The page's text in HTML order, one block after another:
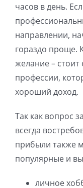
часов в день.
направлении,
гораздо проще.
желание – стоит
профессии,
хороший доход.
Так как вопрос
всегда
прибыли также
популярные и
личное